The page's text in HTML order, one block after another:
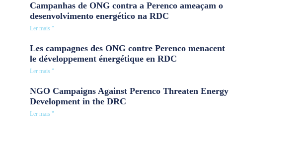
Campanhas de ONG contra a Perenco ameaçam o
desenvolvimento energético na RDC
Ler mais "
Les campagnes des ONG contre Perenco menacent
le développement énergétique en RDC
Ler mais "
NGO Campaigns Against Perenco Threaten Energy
Development in the DRC
Ler mais "